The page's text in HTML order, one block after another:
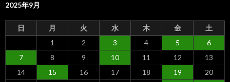
2025年9月
日 月 火 水 木 金 土
1 2 3 4 5
6
7
8 9 10 11 12
13
14
15 16 17 18 19
20